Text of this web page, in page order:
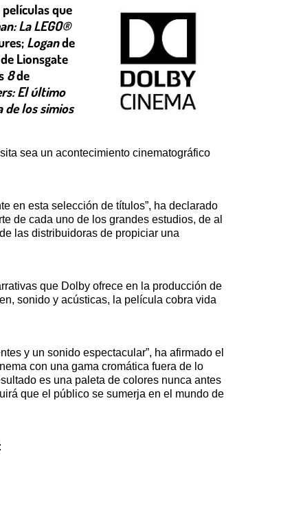
que
La LEGO®
Logande
Lionsgate
8de
El último
de los simios
sea un acontecimiento cinematográfico
en esta selección de títulos”, ha declarado
de cada uno de los grandes estudios, de al
las distribuidoras de propiciar una
que Dolby ofrece en la producción de
sonido y acústicas, la película cobra vida
y un sonido espectacular”, ha afirmado el
con una gama cromática fuera de lo
es una paleta de colores nunca antes
que el público se sumerja en el mundo de